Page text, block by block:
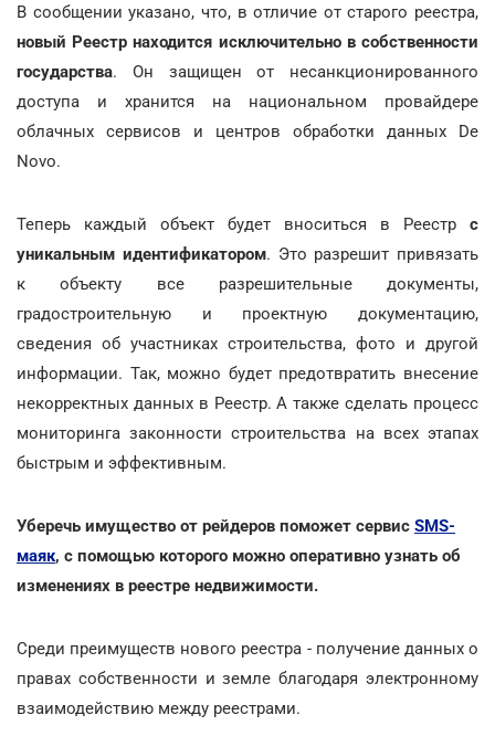
В сообщении указано, что, в отличие от старого реестра,
новый Реестр находится исключительно в собственности
государства. Он защищен от несанкционированного
доступа и хранится на национальном провайдере
облачных сервисов и центров обработки данных De
Novo.
Теперь каждый объект будет вноситься в Реестр с
уникальным идентификатором. Это разрешит привязать
к объекту все разрешительные документы,
градостроительную и проектную документацию,
сведения об участниках строительства, фото и другой
информации. Так, можно будет предотвратить внесение
некорректных данных в Реестр. А также сделать процесс
мониторинга законности строительства на всех этапах
быстрым и эффективным.
Уберечь имущество от рейдеров поможет сервис SMS-
маяк, с помощью которого можно оперативно узнать об
изменениях в реестре недвижимости.
Среди преимуществ нового реестра - получение данных о
правах собственности и земле благодаря электронному
взаимодействию между реестрами.